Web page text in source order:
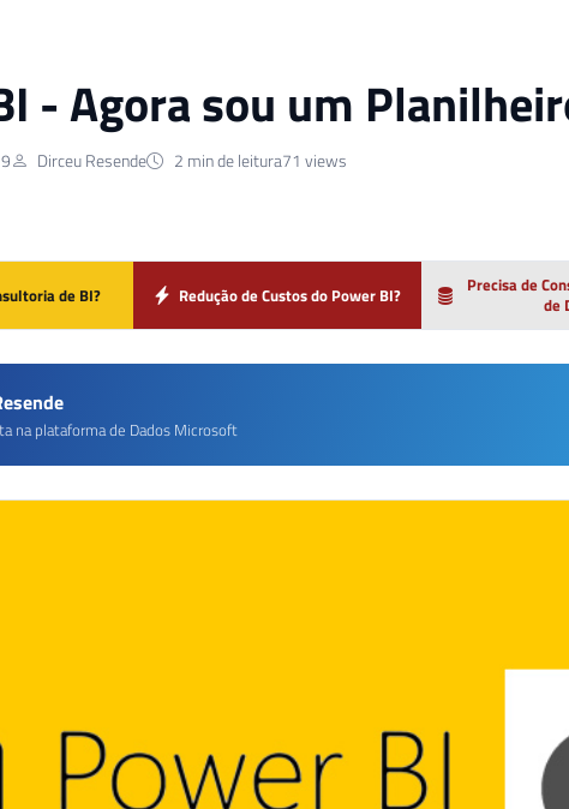
- Agora sou um
Dirceu Resende 2 min de leitura71 views
de BI? Redução de Custos do Power BI?
Precisa de
de
na plataforma de Dados Microsoft